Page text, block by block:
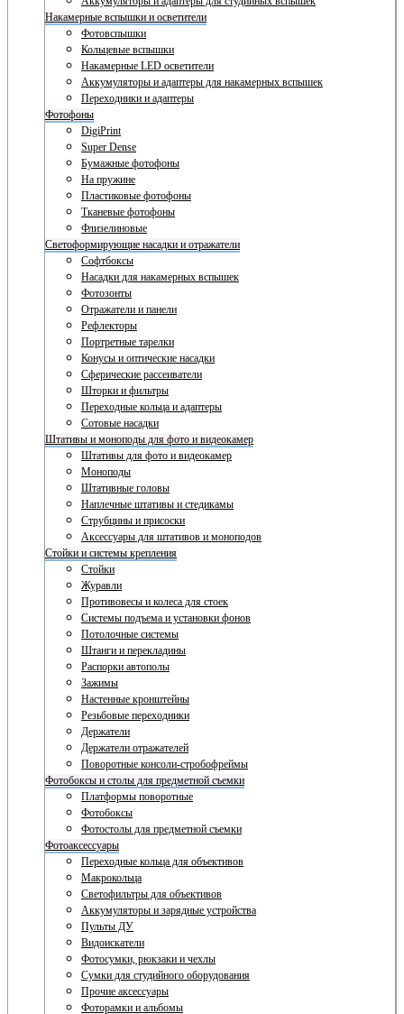
Накамерные вспышки и осветители
Фотовспышки
Кольцевые вспышки
Накамерные LED осветители
Аккумуляторы и адаптеры для накамерных вспышек
Переходники и адаптеры
Фотофоны
DigiPrint
Super Dense
Бумажные фотофоны
На пружине
Пластиковые фотофоны
Тканевые фотофоны
Флизелиновые
Светоформирующие насадки и отражатели
Софтбоксы
Насадки для накамерных вспышек
Фотозонты
Отражатели и панели
Рефлекторы
Портретные тарелки
Конусы и оптические насадки
Сферические рассеиватели
Шторки и фильтры
Переходные кольца и адаптеры
Сотовые насадки
Штативы и моноподы для фото и видеокамер
Штативы для фото и видеокамер
Моноподы
Штативные головы
Наплечные штативы и стедикамы
Струбцины и присоски
Аксессуары для штативов и моноподов
Стойки и системы крепления
Стойки
Журавли
Противовесы и колеса для стоек
Системы подъема и установки фонов
Потолочные системы
Штанги и перекладины
Распорки автополы
Зажимы
Настенные кронштейны
Резьбовые переходники
Держатели
Держатели отражателей
Поворотные консоли-стробофреймы
Фотобоксы и столы для предметной съемки
Платформы поворотные
Фотобоксы
Фотостолы для предметной съемки
Фотоаксессуары
Переходные кольца для объективов
Макрокольца
Светофильтры для объективов
Аккумуляторы и зарядные устройства
Пульты ДУ
Видоискатели
Фотосумки, рюкзаки и чехлы
Сумки для студийного оборудования
Прочие аксессуары
Фоторамки и альбомы